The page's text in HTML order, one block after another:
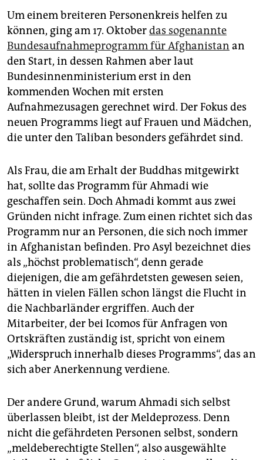
Um einem breiteren Personenkreis helfen zu
können, ging am 17. Oktoberdas sogenannte
Bundesaufnahmeprogramm für Afghanistan an
den Start, in dessen Rahmen aber laut
Bundesinnenministerium erst in den
kommenden Wochen mit ersten
Aufnahmezusagen gerechnet wird. Der Fokus des
neuen Programms liegt auf Frauen und Mädchen,
die unter den Taliban besonders gefährdet sind.
Als Frau, die am Erhalt der Buddhas mitgewirkt
hat, sollte das Programm für Ahmadi wie
geschaffen sein. Doch Ahmadi kommt aus zwei
Gründen nicht infrage. Zum einen richtet sich das
Programm nur an Personen, die sich noch immer
in Afghanistan befinden. Pro Asyl bezeichnet dies
als „höchst problematisch“, denn gerade
diejenigen, die am gefährdetsten gewesen seien,
hätten in vielen Fällen schon längst die Flucht in
die Nachbarländer ergriffen. Auch der
Mitarbeiter, der bei Icomos für Anfragen von
Ortskräften zuständig ist, spricht von einem
„Widerspruch innerhalb dieses Programms“, das an
sich aber Anerkennung verdiene.
Der andere Grund, warum Ahmadi sich selbst
überlassen bleibt, ist der Meldeprozess. Denn
nicht die gefährdeten Personen selbst, sondern
„meldeberechtigte Stellen“, also ausgewählte